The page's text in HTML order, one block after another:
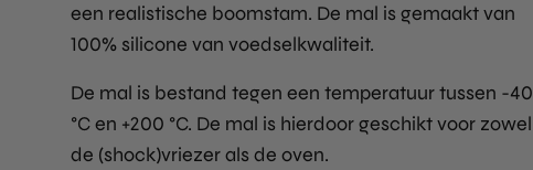
een realistische boomstam. De mal is gemaakt van
100% silicone van voedselkwaliteit.
De mal is bestand tegen een temperatuur tussen -40
°C en +200 °C. De mal is hierdoor geschikt voor zowel
de (shock)vriezer als de oven.